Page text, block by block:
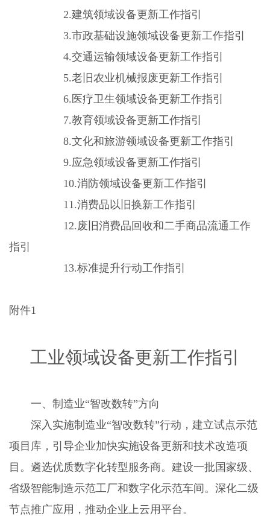
2.建筑领域设备更新工作指引
3.市政基础设施领域设备更新工作指引
4.交通运输领域设备更新工作指引
5.老旧农业机械报废更新工作指引
6.医疗卫生领域设备更新工作指引
7.教育领域设备更新工作指引
8.文化和旅游领域设备更新工作指引
9.应急领域设备更新工作指引
10.消防领域设备更新工作指引
11.消费品以旧换新工作指引
12.废旧消费品回收和二手商品流通工作
指引
13.标准提升行动工作指引
附件1
工业领域设备更新工作指引
一、制造业“智改数转”方向
深入实施制造业“智改数转”行动，建立试点示范
项目库，引导企业加快实施设备更新和技术改造项
目。遴选优质数字化转型服务商。建设一批国家级、
省级智能制造示范工厂和数字化示范车间。深化二级
节点推广应用，推动企业上云用平台。